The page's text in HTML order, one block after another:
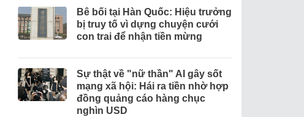
Bê bối tại Hàn Quốc: Hiệu trưởng
bị truy tố vì dựng chuyện cưới
con trai để nhận tiền mừng
Sự thật về "nữ thần" AI gây sốt
mạng xã hội: Hái ra tiền nhờ hợp
đồng quảng cáo hàng chục
nghìn USD